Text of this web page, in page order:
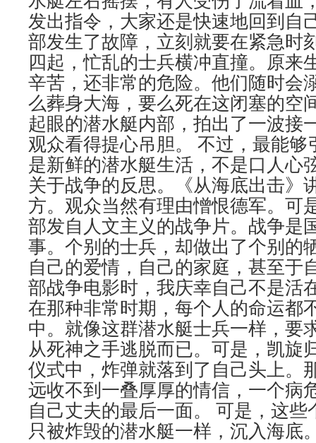
发出指令，大家还是快速地回到自
部发生了故障，立刻就要在紧急时
四起，忙乱的士兵横冲直撞。原来
辛苦，还非常的危险。他们随时会
么葬身大海，要么死在这闭塞的空
起眼的潜水艇内部，拍出了一波接
观众看得提心吊胆。 不过，最能
是新鲜的潜水艇生活，不是口人心
关于战争的反思。《从海底出击》
方。观众当然有理由憎恨德军。可
部发自人文主义的战争片。战争是
事。个别的士兵，却做出了个别的
自己的爱情，自己的家庭，甚至于
部战争电影时，我庆幸自己不是活
在那种非常时期，每个人的命运都
中。就像这群潜水艇士兵一样，要
从死神之手逃脱而已。可是，凯旋
仪式中，炸弹就落到了自己头上。
远收不到一叠厚厚的情信，一个病
自己丈夫的最后一面。 可是，这
只被炸毁的潜水艇一样，沉入海底